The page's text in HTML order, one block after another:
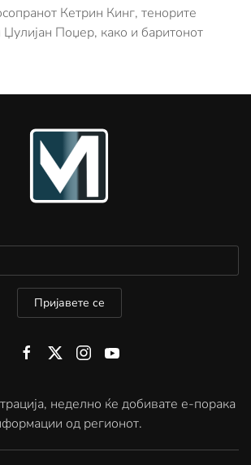
Кетрин Кинг, тенорите
Поџер, како и баритонот
Пријавете се
неделно ќе добивате е-порака
од регионот.